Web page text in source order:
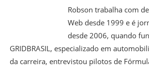
Robson trabalha com
Web desde 1999 e é
desde 2006, quando
GRIDBRASIL, especializado em
da carreira, entrevistou pilotos de